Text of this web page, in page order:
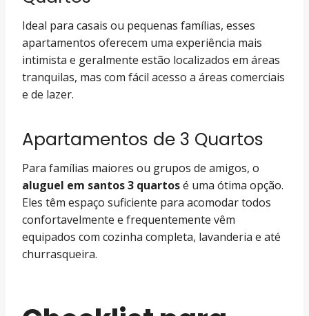
Ideal para casais ou pequenas famílias, esses
apartamentos oferecem uma experiência mais
intimista e geralmente estão localizados em áreas
tranquilas, mas com fácil acesso a áreas comerciais
e de lazer.
Apartamentos de 3 Quartos
Para famílias maiores ou grupos de amigos, o
aluguel em santos 3 quartosé uma ótima opção.
Eles têm espaço suficiente para acomodar todos
confortavelmente e frequentemente vêm
equipados com cozinha completa, lavanderia e até
churrasqueira.